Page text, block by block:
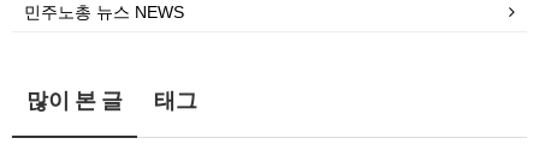
민주노총 뉴스 NEWS
많이 본 글 태그